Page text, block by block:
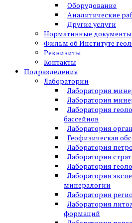
Оборудование
Аналитические
Другие услуги
Нормативные документы
Фильм об Институте
Реквизиты
Контакты
Подразделения
Лаборатории
Лаборатория
Лаборатория
Лаборатория
бассейнов
Лаборатория
Геофизическая
Лаборатория
Лаборатория
Лаборатория
Лаборатория
минералогии
Лаборатория
Лаборатория
формаций
Минералогический
петрографический
Геохимический
Гидро-геологический